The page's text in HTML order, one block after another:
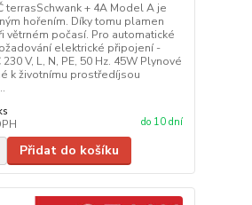
terrasSchwank + 4A Model A je
hořením. Díky tomu plamen
větrném počasí. Pro automatické
elektrické připojení -
V, L, N, PE, 50 Hz. 45W Plynové
k životnímu prostředíjsou
do 10 dní
Přidat do košíku